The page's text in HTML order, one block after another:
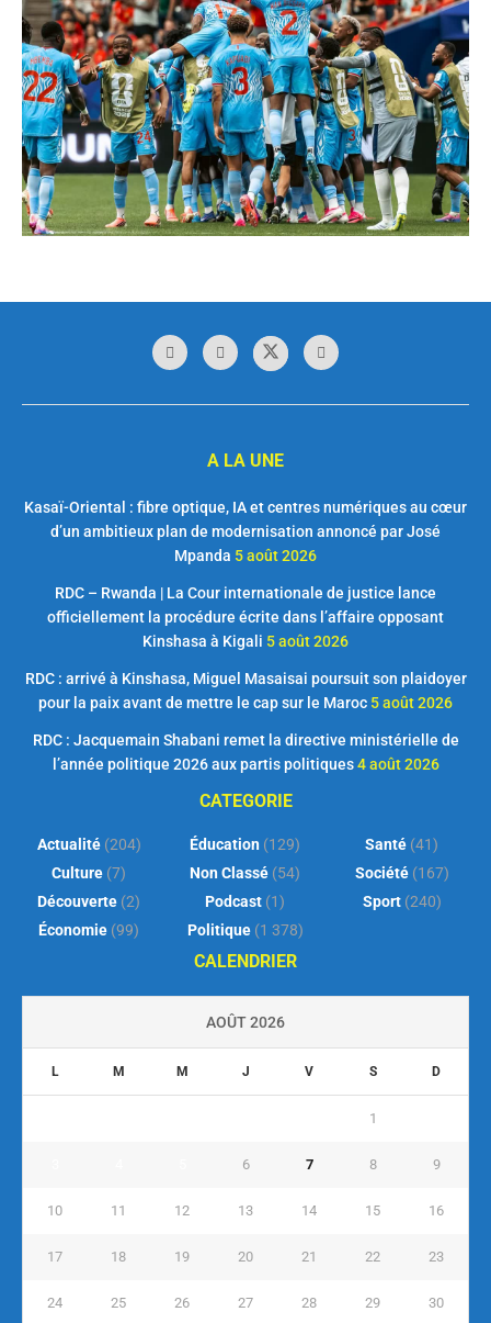
A LA UNE
Kasaï-Oriental : fibre optique, IA et centres numériques au cœur
d’un ambitieux plan de modernisation annoncé par José
Mpanda 5 août 2026
RDC – Rwanda | La Cour internationale de justice lance
officiellement la procédure écrite dans l’affaire opposant
Kinshasa à Kigali 5 août 2026
RDC : arrivé à Kinshasa, Miguel Masaisai poursuit son plaidoyer
pour la paix avant de mettre le cap sur le Maroc 5 août 2026
RDC : Jacquemain Shabani remet la directive ministérielle de
l’année politique 2026 aux partis politiques 4 août 2026
CATEGORIE
Actualité(204)
Culture (7)
Découverte (2)
Économie (99)
Éducation (129)
Non Classé (54)
Podcast (1)
Politique(1 378)
Santé (41)
Société(167)
Sport(240)
CALENDRIER
AOÛT 2026
L M M J V S D
1
6 7 8 9
10 11 12 13 14 15 16
17 18 19 20 21 22 23
24 25 26 27 28 29 30